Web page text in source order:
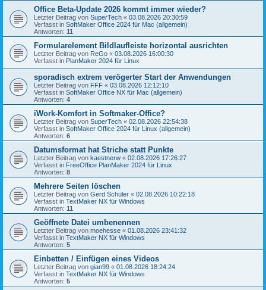
Office Beta-Update 2026 kommt immer wieder?
Letzter Beitrag von SuperTech « 03.08.2026 20:30:59
Verfasst in SoftMaker Office 2024 für Mac (allgemein)
Antworten: 11
Formularelement Bildlaufleiste horizontal ausrichten
Letzter Beitrag von ReGo « 03.08.2026 16:00:30
Verfasst in PlanMaker 2024 für Linux
sporadisch extrem verögerter Start der Anwendungen
Letzter Beitrag von FFF « 03.08.2026 12:12:10
Verfasst in SoftMaker Office NX für Mac (allgemein)
Antworten: 4
iWork-Komfort in Softmaker-Office?
Letzter Beitrag von SuperTech « 02.08.2026 22:54:38
Verfasst in SoftMaker Office 2024 für Linux (allgemein)
Antworten: 6
Datumsformat hat Striche statt Punkte
Letzter Beitrag von kaestnerw « 02.08.2026 17:26:27
Verfasst in FreeOffice PlanMaker 2024 für Linux
Antworten: 8
Mehrere Seiten löschen
Letzter Beitrag von Gerd Schüler « 02.08.2026 10:22:18
Verfasst in TextMaker NX für Windows
Antworten: 11
Geöffnete Datei umbenennen
Letzter Beitrag von moehesse « 01.08.2026 23:41:32
Verfasst in TextMaker NX für Windows
Antworten: 5
Einbetten / Einfügen eines Videos
Letzter Beitrag von gian99 « 01.08.2026 18:24:24
Verfasst in TextMaker NX für Windows
Antworten: 5